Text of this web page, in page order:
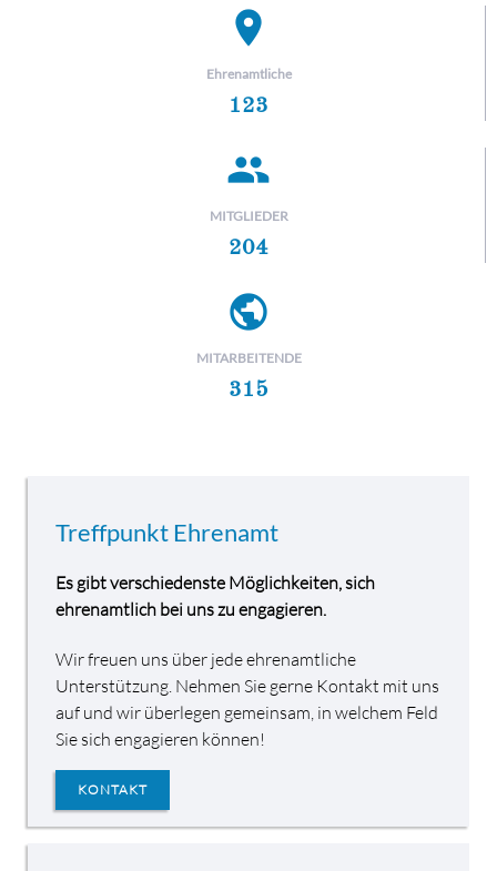
place
Ehrenamtliche
123
people
MITGLIEDER
204
public
MITARBEITENDE
315
Treffpunkt Ehrenamt
Es gibt verschiedenste Möglichkeiten, sich
ehrenamtlich bei uns zu engagieren.
Wir freuen uns über jede ehrenamtliche
Unterstützung. Nehmen Sie gerne Kontakt mit uns
auf und wir überlegen gemeinsam, in welchem Feld
Sie sich engagieren können!
KONTAKT